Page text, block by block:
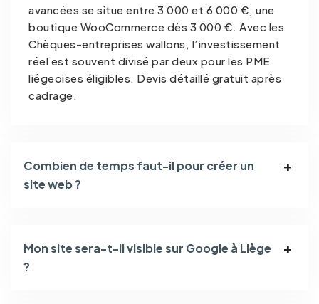
avancées se situe entre 3 000 et 6 000 €, une
boutique WooCommerce dès 3 000 €. Avec les
Chèques-entreprises wallons, l’investissement
réel est souvent divisé par deux pour les PME
liégeoises éligibles. Devis détaillé gratuit après
cadrage.
Combien de temps faut-il pour créer un
site web ?
Mon site sera-t-il visible sur Google à Liège
?